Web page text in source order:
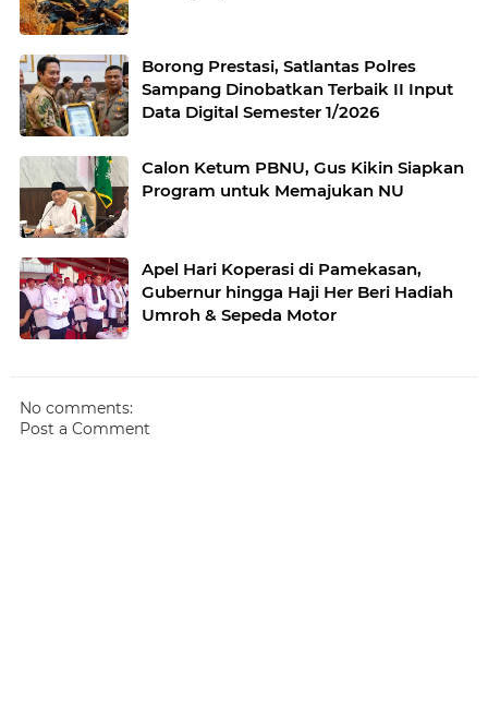
Borong Prestasi, Satlantas Polres
Sampang Dinobatkan Terbaik II Input
Data Digital Semester 1/2026
Calon Ketum PBNU, Gus Kikin Siapkan
Program untuk Memajukan NU
Apel Hari Koperasi di Pamekasan,
Gubernur hingga Haji Her Beri Hadiah
Umroh & Sepeda Motor
No comments:
Post a Comment